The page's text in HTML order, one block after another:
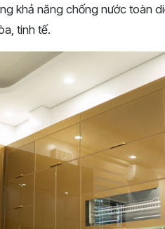
khả năng chống nước toàn
tinh tế.